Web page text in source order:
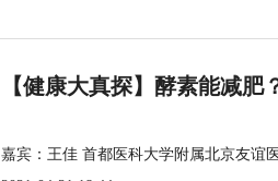
【健康大真探】酵素能减
嘉宾：王佳 首都医科大学附属北京友谊